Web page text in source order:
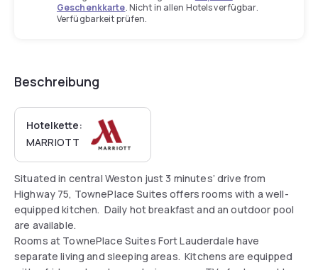
Geschenkkarte. Nicht in allen Hotels verfügbar.
Verfügbarkeit prüfen.
Beschreibung
Hotelkette:
MARRIOTT
Situated in central Weston just 3 minutes’ drive from
Highway 75, TownePlace Suites offers rooms with a well-
equipped kitchen. Daily hot breakfast and an outdoor pool
are available.
Rooms at TownePlace Suites Fort Lauderdale have
separate living and sleeping areas. Kitchens are equipped